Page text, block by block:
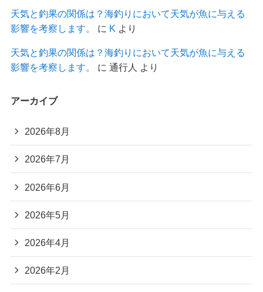
天気と釣果の関係は？海釣りにおいて天気が魚に与える
影響を考察します。
に K より
天気と釣果の関係は？海釣りにおいて天気が魚に与える
影響を考察します。
に 通行人 より
アーカイブ
2026年8月
2026年7月
2026年6月
2026年5月
2026年4月
2026年2月